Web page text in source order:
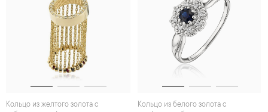
Кольцо из желтого золота с
Кольцо из белого золота с